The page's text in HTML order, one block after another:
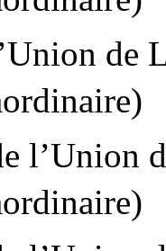
de
l’Union